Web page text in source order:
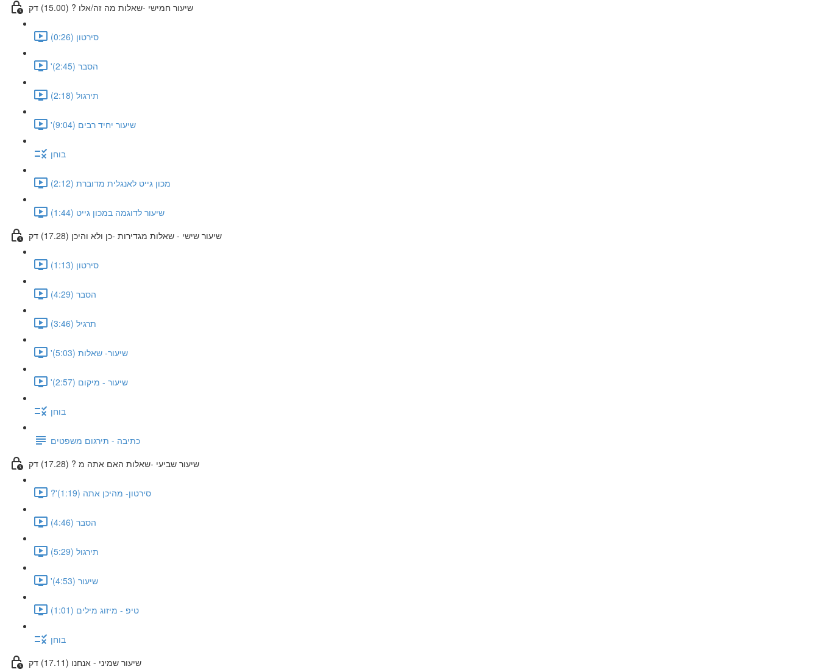
שיעור חמישי -שאלות מה זה/אלו ? (15.00) דק
סירטון (0:26)
'הסבר (2:45)
תירגול (2:18)
'שיעור יחיד רבים (9:04)
בוחן
מכון גייט לאנגלית מדוברת (2:12)
שיעור לדוגמה במכון גייט (1:44)
שיעור שישי - שאלות מגדירות -כן ולא והיכן (17.28) דק
סירטון (1:13)
הסבר (4:29)
תרגיל (3:46)
'שיעור- שאלות (5:03)
'שיעור - מיקום (2:57)
בוחן
כתיבה - תירגום משפטים
שיעור שביעי -שאלות האם אתה מ ? (17.28) דק
?'סירטון- מהיכן אתה (1:19)
הסבר (4:46)
תירגול (5:29)
'שיעור (4:53)
טיפ - מיזוג מילים (1:01)
בוחן
שיעור שמיני - אנחנו (17.11) דק